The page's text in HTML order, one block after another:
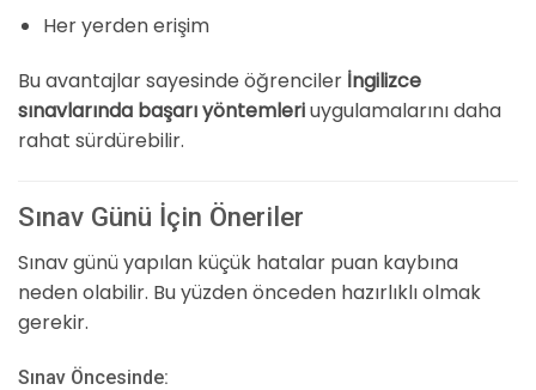
Her yerden erişim
Bu avantajlar sayesinde öğrenciler İngilizce
sınavlarında başarı yöntemleriuygulamalarını daha
rahat sürdürebilir.
Sınav Günü İçin Öneriler
Sınav günü yapılan küçük hatalar puan kaybına
neden olabilir. Bu yüzden önceden hazırlıklı olmak
gerekir.
Sınav Öncesinde: